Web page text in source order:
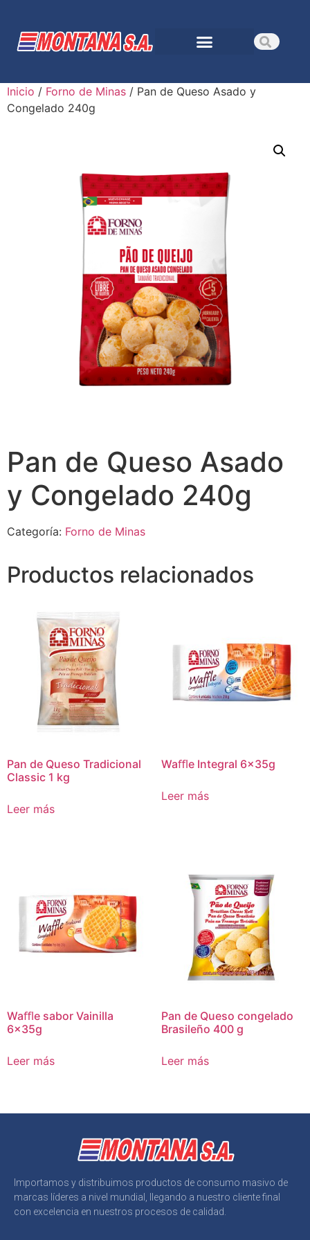
Inicio / Forno de Minas / Pan de Queso Asado y
Congelado 240g
Pan de Queso Asado
y Congelado 240g
Categoría: Forno de Minas
Productos relacionados
Pan de Queso Tradicional
Classic 1 kg
Leer más
Waﬄe Integral 6x35g
Leer más
Waﬄe sabor Vainilla
6x35g
Leer más
Pan de Queso congelado
Brasileño 400 g
Leer más
Importamos y distribuimos productos de consumo masivo de
marcas líderes a nivel mundial, llegando a nuestro cliente final
con excelencia en nuestros procesos de calidad.